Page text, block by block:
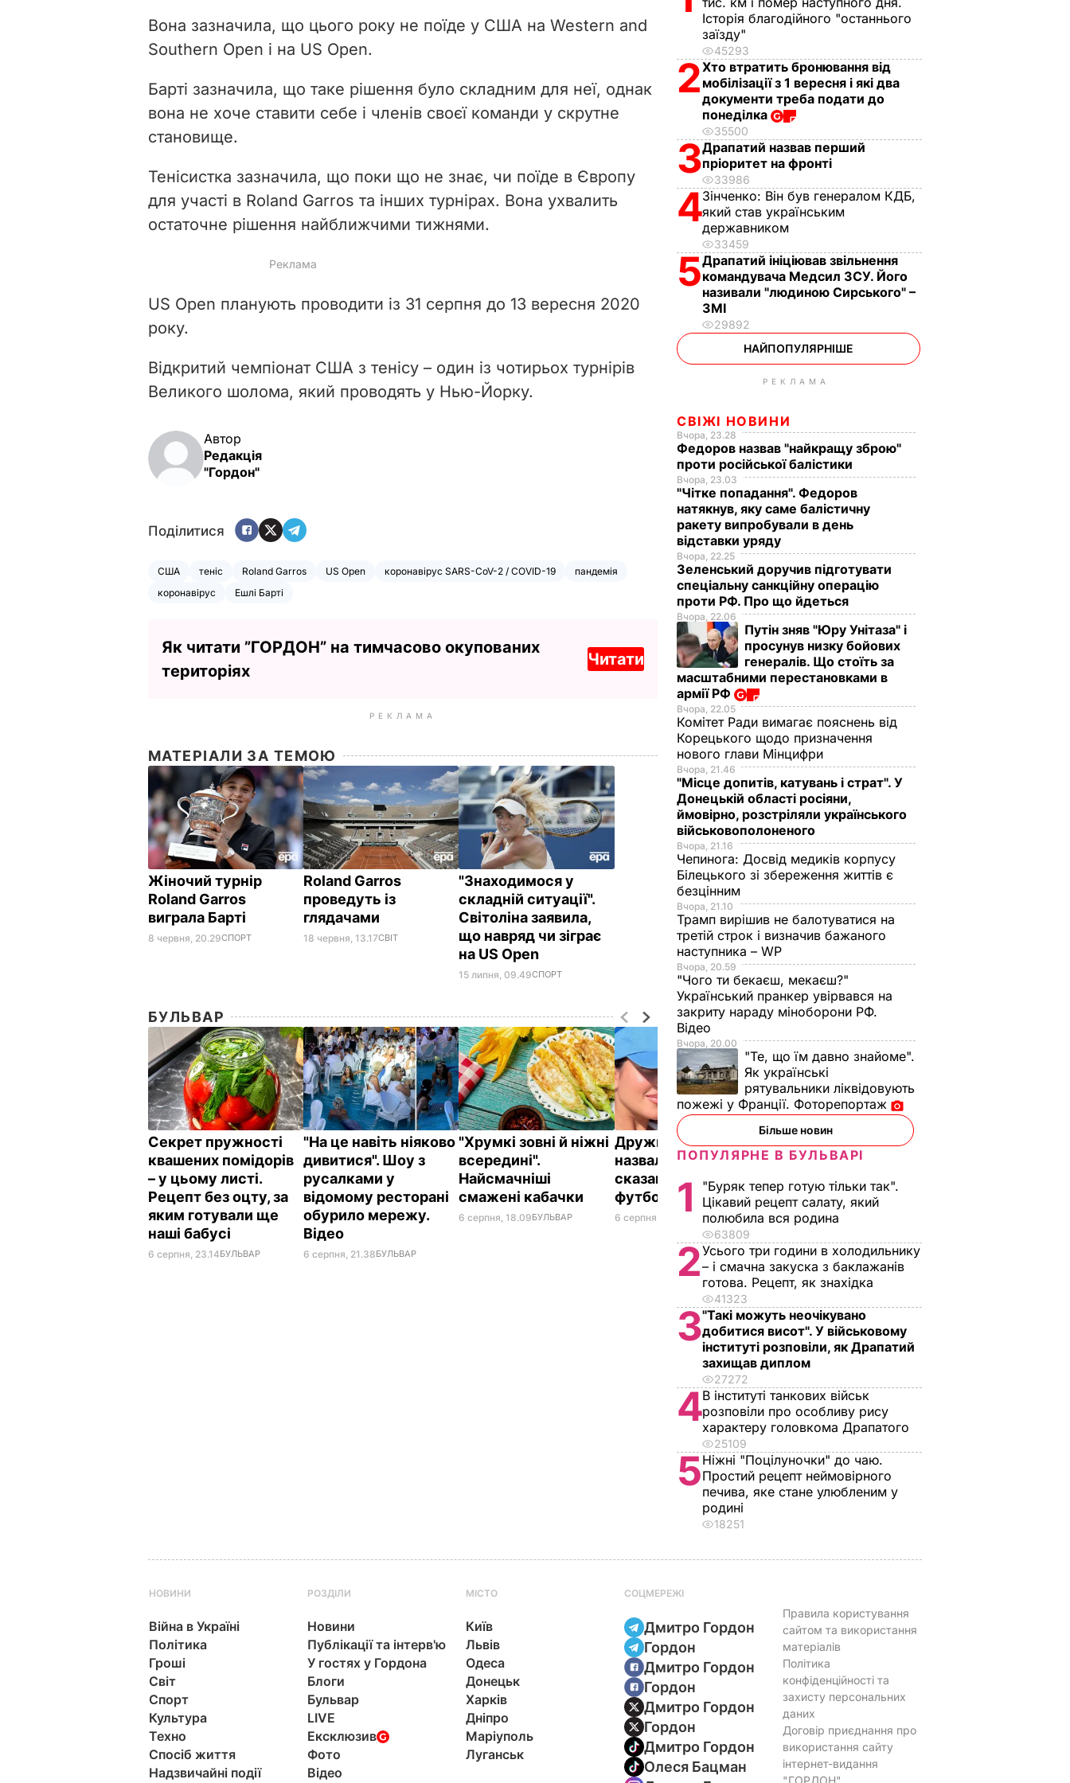
d
e
Вона зазначила, що цього року не поїде у США на Western and
Southern Open і на US Open.
Барті зазначила, що таке рішення було складним для неї, однак
вона не хоче ставити себе і членів своєї команди у скрутне
становище.
Тенісистка зазначила, що поки що не знає, чи поїде в Європу
для участі в Roland Garros та інших турнірах. Вона ухвалить
остаточне рішення найближчими тижнями.
US Open планують проводити із 31 серпня до 13 вересня 2020
року.
Відкритий чемпіонат США з тенісу – один із чотирьох турнірів
Великого шолома, який проводять у Нью-Йорку.
Автор
Редакція
"Гордон"
Поділитися
США теніс Roland Garros US Open коронавірус SARS-CoV-2 / COVID-19
пандемія
коронавірус
Ешлі Барті
Як читати ”ГОРДОН” на тимчасово окупованих
територіях
Читати
РЕКЛАМА
МАТЕРІАЛИ ЗА ТЕМОЮ
Жіночий турнір
Roland Garros
виграла Барті
8 червня, 20.29СПОРТ
Roland Garros
проведуть із
глядачами
18 червня, 13.17СВІТ
"Знаходимося у
складній ситуації".
Світоліна заявила,
що навряд чи зіграє
на US Open
15 липня, 09.49СПОРТ
БУЛЬВАР
Секрет пружності
квашених помідорів
– у цьому листі.
Рецепт без оцту, за
яким готували ще
наші бабусі
6 серпня, 23.14БУЛЬВАР
"На це навіть ніяково
дивитися". Шоу з
русалками у
відомому ресторані
обурило мережу.
Відео
6 серпня, 21.38БУЛЬВАР
"Хрумкі зовні й ніжні
всередині".
Найсмачніші
смажені кабачки
6 серпня, 18.09БУЛЬВАР
Дружину Роналду
назвали товстою. Що
сказав її кривдникам
футболіст
6 серпня, 18.05 БУЛЬВАР
Платіжки стануть
меншими – дієві
поради "без води", як
не переплачувати за
комуналку
Історія благодійного "останнього
заїзду"
45293
2Хто втратить бронювання від
мобілізації з 1 вересня і які два
документи треба подати до
понеділка
35500
3Драпатий назвав перший
пріоритет на фронті
33986
4Зінченко: Він був генералом КДБ,
який став українським
державником
33459
5Драпатий ініціював звільнення
командувача Медсил ЗСУ. Його
називали "людиною Сирського" –
ЗМІ
29892
НАЙПОПУЛЯРНІШЕ
РЕКЛАМА
СВІЖІ НОВИНИ
Вчора, 23.28
Федоров назвав "найкращу зброю"
проти російської балістики
Вчора, 23.03
"Чітке попадання". Федоров
натякнув, яку саме балістичну
ракету випробували в день
відставки уряду
Вчора, 22.25
Зеленський доручив підготувати
спеціальну санкційну операцію
проти РФ. Про що йдеться
Вчора, 22.06
Путін зняв "Юру Унітаза" і
просунув низку бойових
генералів. Що стоїть за
масштабними перестановками в
армії РФ
Вчора, 22.05
Комітет Ради вимагає пояснень від
Корецького щодо призначення
нового глави Мінцифри
Вчора, 21.46
"Місце допитів, катувань і страт". У
Донецькій області росіяни,
ймовірно, розстріляли українського
військовополоненого
Вчора, 21.16
Чепинога: Досвід медиків корпусу
Білецького зі збереження життів є
безцінним
Вчора, 21.10
Трамп вирішив не балотуватися на
третій строк і визначив бажаного
наступника – WP
Вчора, 20.59
"Чого ти бекаєш, мекаєш?"
Український пранкер увірвався на
закриту нараду міноборони РФ.
Відео
Вчора, 20.00
"Те, що їм давно знайоме".
Як українські
рятувальники ліквідовують
пожежі у Франції. Фоторепортаж
Більше новин
ПОПУЛЯРНЕ В БУЛЬВАРІ
1
"Буряк тепер готую тільки так".
Цікавий рецепт салату, який
полюбила вся родина
63809
2Усього три години в холодильнику
– і смачна закуска з баклажанів
готова. Рецепт, як знахідка
41323
3"Такі можуть неочікувано
добитися висот". У військовому
інституті розповіли, як Драпатий
захищав диплом
27272
4В інституті танкових військ
розповіли про особливу рису
характеру головкома Драпатого
25109
5Ніжні "Поцілуночки" до чаю.
Простий рецепт неймовірного
печива, яке стане улюбленим у
родині
18251
НОВИНИ
Війна в Україні
Політика
Гроші
Світ
Спорт
Культура
Техно
Спосіб життя
Надзвичайні події
РОЗДІЛИ
Новини
Публікації та інтерв'ю
У гостях у Гордона
Блоги
Бульвар
LIVE
Ексклюзив
Фото
Відео
МІСТО
Київ
Львів
Одеса
Донецьк
Харків
Дніпро
Маріуполь
Луганськ
СОЦМЕРЕЖІ
Дмитро Гордон
Гордон
Дмитро Гордон
Гордон
Дмитро Гордон
Гордон
Дмитро Гордон
Олеся Бацман
Правила користування
сайтом та використання
матеріалів
Політика
конфіденційності та
захисту персональних
даних
Договір приєднання про
використання сайту
інтернет-видання
"ГОРДОН"